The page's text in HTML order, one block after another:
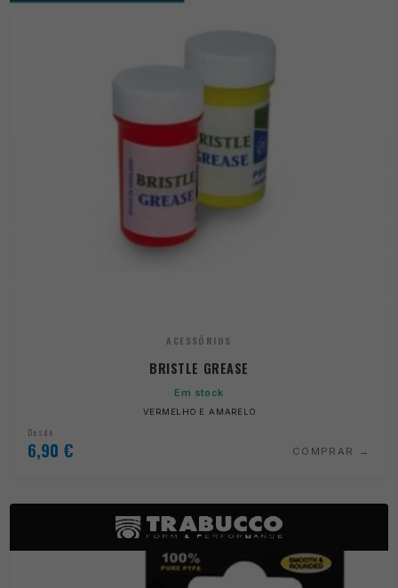
ACESSÓRIOS
BRISTLE GREASE
Em stock
VERMELHO E AMARELO
Desde
6,90 € COMPRAR